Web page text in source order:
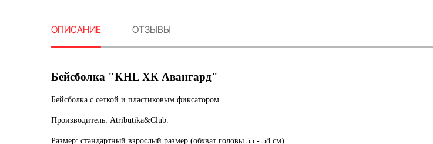
ОПИСАНИЕ ОТЗЫВЫ
Бейсболка "KHL ХК Авангард"
Бейсболка с сеткой и пластиковым фиксатором.
Производитель: Atributika&Club.
Размер: стандартный взрослый размер (обхват головы 55 - 58 см).